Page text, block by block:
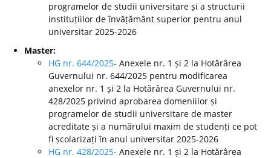
programelor de studii universitare și a structurii
instituțiilor de învățământ superior pentru anul
universitar 2025-2026
Master:
HG nr. 644/2025- Anexele nr. 1 și 2 la Hotărârea
Guvernului nr. 644/2025 pentru modificarea
anexelor nr. 1 și 2 la Hotărârea Guvernului nr.
428/2025 privind aprobarea domeniilor și
programelor de studii universitare de master
acreditate și a numărului maxim de studenți ce pot
fi școlarizați în anul universitar 2025-2026
HG nr. 428/2025- Anexele nr. 1 și 2 la Hotărârea